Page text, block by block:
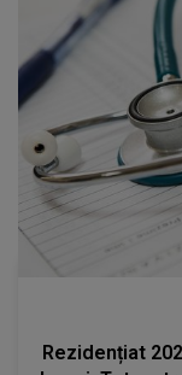
Rezidențiat